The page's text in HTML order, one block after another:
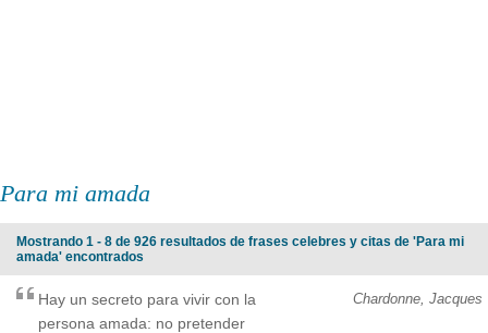
Para mi amada
Mostrando 1 - 8 de 926 resultados de frases celebres y citas de 'Para mi
amada' encontrados
Chardonne, Jacques
Hay un secreto para vivir con la
persona amada: no pretender